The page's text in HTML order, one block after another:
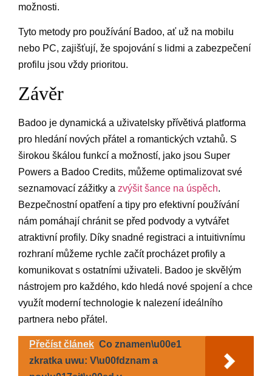
možnosti.
Tyto metody pro používání Badoo, ať už na mobilu
nebo PC, zajišťují, že spojování s lidmi a zabezpečení
profilu jsou vždy prioritou.
Závěr
Badoo je dynamická a uživatelsky přívětivá platforma
pro hledání nových přátel a romantických vztahů. S
širokou škálou funkcí a možností, jako jsou Super
Powers a Badoo Credits, můžeme optimalizovat své
seznamovací zážitky a zvýšit šance na úspěch.
Bezpečnostní opatření a tipy pro efektivní používání
nám pomáhají chránit se před podvody a vytvářet
atraktivní profily. Díky snadné registraci a intuitivnímu
rozhraní můžeme rychle začít procházet profily a
komunikovat s ostatními uživateli. Badoo je skvělým
nástrojem pro každého, kdo hledá nové spojení a chce
využít moderní technologie k nalezení ideálního
partnera nebo přátel.
Přečíst článek Co znamen\u00e1
zkratka uwu: V\u00fdznam a